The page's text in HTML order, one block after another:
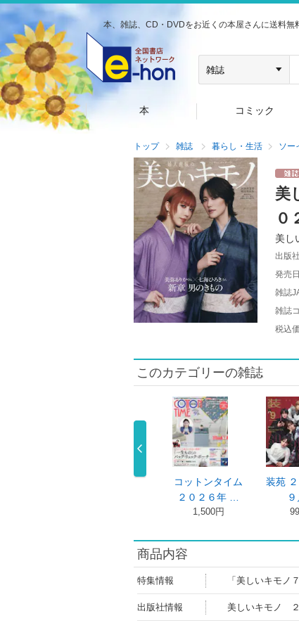
本、雑誌、CD・DVDをお近くの本屋さんに送料無
本 コミック
トップ 雑誌 暮らし・生活 ソー
美
０
美し
出版
発売日
雑誌
雑誌
税込
このカテゴリーの雑誌
美しいキモノ ２
コットンタイム
２０２６年 …
1,500円
装苑
商品内容
特集情報 「美しいキモ
出版社情報 美しいキモノ